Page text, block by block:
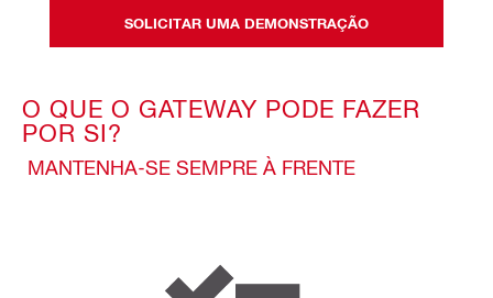
SOLICITAR UMA DEMONSTRAÇÃO
O QUE O GATEWAY PODE FAZER
POR SI?
MANTENHA-SE SEMPRE À FRENTE